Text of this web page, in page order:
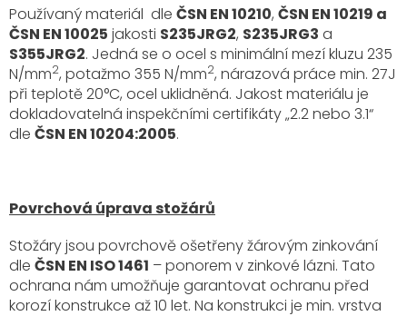
Používaný materiál dle ČSN EN 10210, ČSN EN 10219 a
ČSN EN 10025 jakosti S235JRG2, S235JRG3 a
S355JRG2. Jedná se o ocel s minimální mezí kluzu 235
N/mm2, potažmo 355 N/mm2, nárazová práce min. 27J
při teplotě 20°C, ocel uklidněná. Jakost materiálu je
dokladovatelná inspekčními certifikáty „2.2 nebo 3.1“
dle ČSN EN 10204:2005.
Povrchová úprava stožárů
Stožáry jsou povrchově ošetřeny žárovým zinkování
dle ČSN EN ISO 1461 – ponorem v zinkové lázni. Tato
ochrana nám umožňuje garantovat ochranu před
korozí konstrukce až 10 let. Na konstrukci je min. vrstva